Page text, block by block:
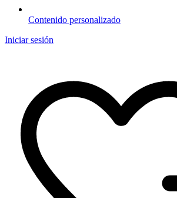
Contenido personalizado
Iniciar sesión